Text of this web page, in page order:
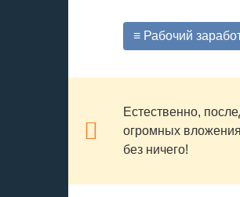
≡ Рабочий
Естественно,
огромных
без ничего!